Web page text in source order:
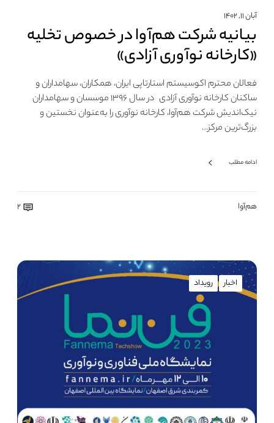
آبان ۱۱, ۱۴۰۲
بیانیه شرکت هم‌آوا در خصوص تخلیه
«کارخانه نوآوری آزادی»
فعالان محترم اکوسیستم استارتاپی ایران، همکاران، سهامداران و
ساکنان کارخانه نوآوری آزادی در سال ۱۳۹۶ موسسان و سهامداران
نیک‌اندیش شرکت هم‌آوا، کارخانه نوآوری را به‌عنوان نخستین و
بزرگ‌ترین مرکز…
ادامه مطلب
هم‌آوا 2
اخبار رویداد